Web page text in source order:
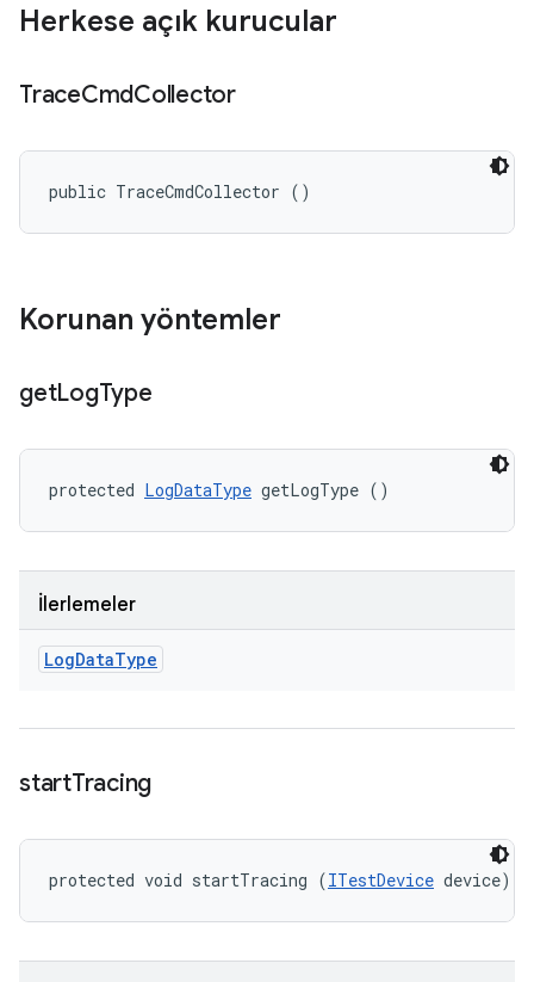
Herkese açık kurucular
TraceCmdCollector
public TraceCmdCollector ()
Korunan yöntemler
getLogType
protected LogDataType getLogType ()
İlerlemeler
LogDataType
startTracing
protected void startTracing (ITestDevice device)